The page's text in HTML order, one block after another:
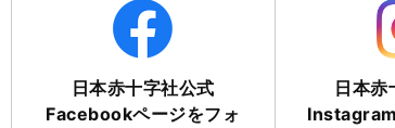
日本赤十字社公式
Facebookページをフォ
日本赤